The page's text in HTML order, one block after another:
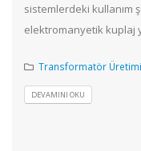
sistemlerdeki kullanım
elektromanyetik kuplaj
Transformatör Üretimi
DEVAMINI OKU